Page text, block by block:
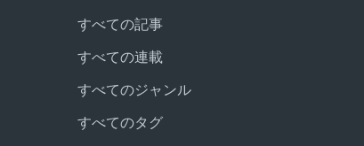
すべての記事
すべての連載
すべてのジャンル
すべてのタグ